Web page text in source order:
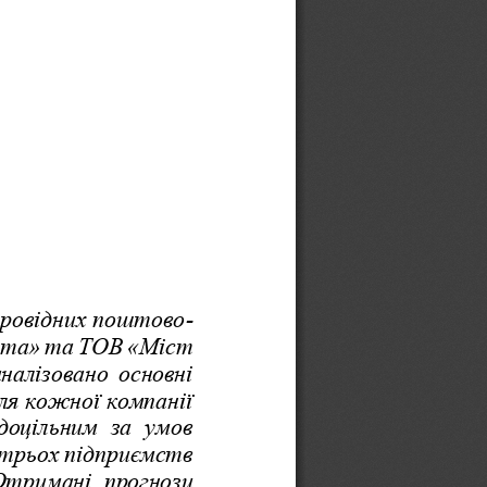
поштово-
та ТОВ «Міст
основні
кожної компанії
за  умов
ох підприємств
прогнози